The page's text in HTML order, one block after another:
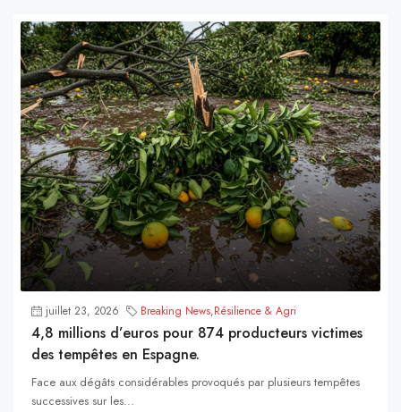
juillet 23, 2026 Breaking News,Résilience & Agri
4,8 millions d’euros pour 874 producteurs victimes
des tempêtes en Espagne.
Face aux dégâts considérables provoqués par plusieurs tempêtes
successives sur les...